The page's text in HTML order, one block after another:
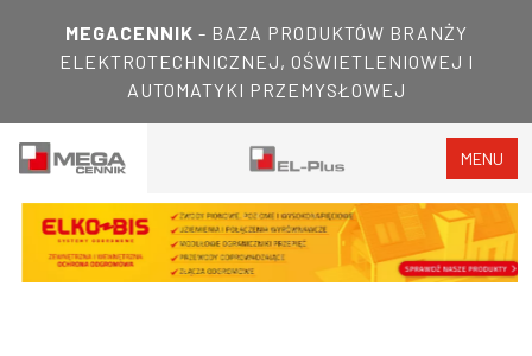
MEGACENNIK - BAZA PRODUKTÓW BRANŻY
ELEKTROTECHNICZNEJ, OŚWIETLENIOWEJ I
AUTOMATYKI PRZEMYSŁOWEJ
MENU